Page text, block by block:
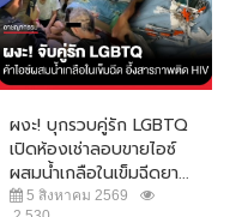
ผงะ! บุกรวบคู่รัก LGBTQ
เปิดห้องเช่าลอบขายไอซ์
ผสมน้ำเกลือในเข็มฉีดยา...
5 สิงหาคม 2569